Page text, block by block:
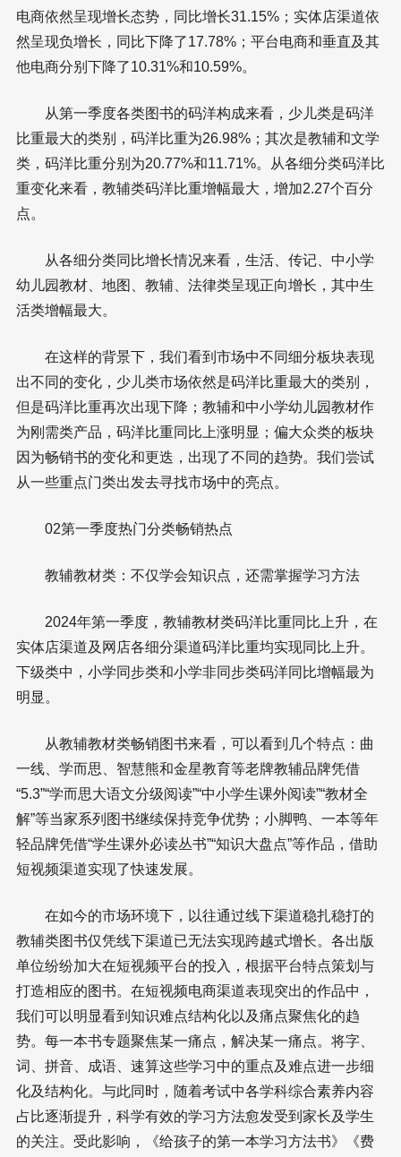
电商依然呈现增长态势，同比增长31.15%；实体店渠道依
然呈现负增长，同比下降了17.78%；平台电商和垂直及其
他电商分别下降了10.31%和10.59%。
从第一季度各类图书的码洋构成来看，少儿类是码洋
比重最大的类别，码洋比重为26.98%；其次是教辅和文学
类，码洋比重分别为20.77%和11.71%。从各细分类码洋比
重变化来看，教辅类码洋比重增幅最大，增加2.27个百分
点。
从各细分类同比增长情况来看，生活、传记、中小学
幼儿园教材、地图、教辅、法律类呈现正向增长，其中生
活类增幅最大。
在这样的背景下，我们看到市场中不同细分板块表现
出不同的变化，少儿类市场依然是码洋比重最大的类别，
但是码洋比重再次出现下降；教辅和中小学幼儿园教材作
为刚需类产品，码洋比重同比上涨明显；偏大众类的板块
因为畅销书的变化和更迭，出现了不同的趋势。我们尝试
从一些重点门类出发去寻找市场中的亮点。
02第一季度热门分类畅销热点
教辅教材类：不仅学会知识点，还需掌握学习方法
2024年第一季度，教辅教材类码洋比重同比上升，在
实体店渠道及网店各细分渠道码洋比重均实现同比上升。
下级类中，小学同步类和小学非同步类码洋同比增幅最为
明显。
从教辅教材类畅销图书来看，可以看到几个特点：曲
一线、学而思、智慧熊和金星教育等老牌教辅品牌凭借
“5.3”“学而思大语文分级阅读”“中小学生课外阅读”“教材全
解”等当家系列图书继续保持竞争优势；小脚鸭、一本等年
轻品牌凭借“学生课外必读丛书”“知识大盘点”等作品，借助
短视频渠道实现了快速发展。
在如今的市场环境下，以往通过线下渠道稳扎稳打的
教辅类图书仅凭线下渠道已无法实现跨越式增长。各出版
单位纷纷加大在短视频平台的投入，根据平台特点策划与
打造相应的图书。在短视频电商渠道表现突出的作品中，
我们可以明显看到知识难点结构化以及痛点聚焦化的趋
势。每一本书专题聚焦某一痛点，解决某一痛点。将字、
词、拼音、成语、速算这些学习中的重点及难点进一步细
化及结构化。与此同时，随着考试中各学科综合素养内容
占比逐渐提升，科学有效的学习方法愈发受到家长及学生
的关注。受此影响，《给孩子的第一本学习方法书》《费